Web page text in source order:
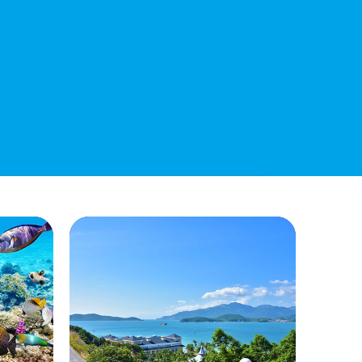
Dự Thảo Quyết Định Quy Định Cụ Thể
Các Yếu Tố Để Ước Tính Tổng Doanh
Xác Định Giá Đất Theo Phương Pháp
Thặng Dư Và Các Yếu Tố Ảnh Hưởng
Đến Giá Đất Khi Xác Định Giá Đất Cụ
Thể Trên Địa Bàn Tỉnh Khánh Hòa
THÔNG BÁO Số 707/TB-VNT: Kết Quả